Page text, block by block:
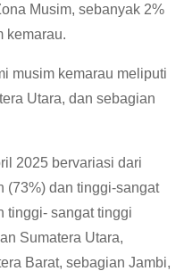
Musim, sebanyak 2%
kemarau.
musim kemarau meliputi
Utara, dan sebagian
2025 bervariasi dari
(73%) dan tinggi-sangat
tinggi- sangat tinggi
Sumatera Utara,
Barat, sebagian Jambi,